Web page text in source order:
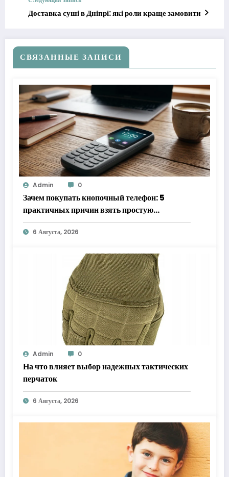
Доставка суші в Дніпрі: які роли краще замовити
СВЯЗАННЫЕ ЗАПИСИ
Admin 0
Зачем покупать кнопочный телефон: 5
практичных причин взять простую
«звонилку»
6 Августа, 2026
Admin 0
На что влияет выбор надежных тактических
перчаток
6 Августа, 2026